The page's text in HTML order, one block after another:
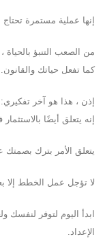
إنها عملية مستمرة تحتاج
من الصعب التنبؤ
كما تفعل حياتك والقانون.
إذن ، هذا هو آخر
إنه يتعلق أيضًا
يتعلق الأمر بترك بصمتك
لا تؤجل عمل الخطط إلا
ابدأ اليوم لتوفر لنفسك
الإعداد.